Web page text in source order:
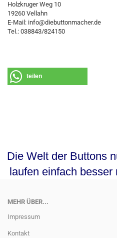
Holzkruger Weg 10
19260 Vellahn
E-Mail: info@diebuttonmacher.de
Tel.: 038843/824150
teilen
Die Welt der Buttons
laufen einfach
MEHR ÜBER...
Impressum
Kontakt